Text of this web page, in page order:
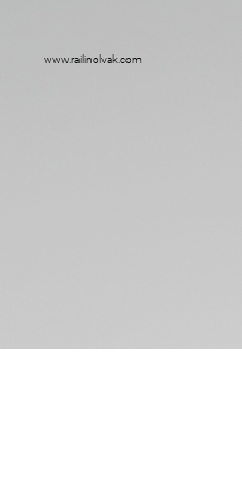
www.railinolvak.com